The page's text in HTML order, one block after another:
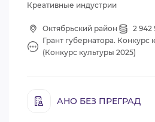
Креативные индустрии
Октябрьский район
2 942
Грант губернатора. Конкурс
(Конкурс культуры 2025)
АНО БЕЗ ПРЕГРАД